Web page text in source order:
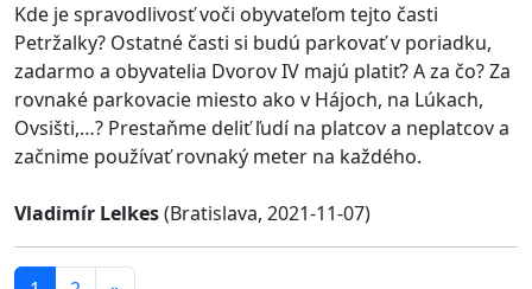
Kde je spravodlivosť voči obyvateľom tejto časti
Petržalky? Ostatné časti si budú parkovať v poriadku,
zadarmo a obyvatelia Dvorov IV majú platiť? A za čo? Za
rovnaké parkovacie miesto ako v Hájoch, na Lúkach,
Ovsišti,…? Prestaňme deliť ľudí na platcov a neplatcov a
začnime používať rovnaký meter na každého.
Vladimír Lelkes(Bratislava, 2021-11-07)